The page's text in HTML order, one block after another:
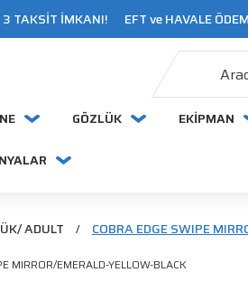
3 TAKSİT İMKANI! EFT ve HAVALE
GÖZLÜK EKİPMAN
ADULT COBRA EDGE SWIPE